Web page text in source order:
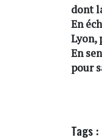
dont
En
Lyon,
En
pour
Tags :